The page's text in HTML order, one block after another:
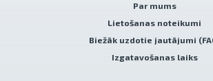
Par mums
Lietošanas noteikumi
Biežāk uzdotie jautājumi
Izgatavošanas laiks